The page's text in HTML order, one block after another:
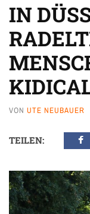
IN
VON UTE NEUBAUER
TEILEN: